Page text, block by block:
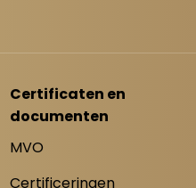
Certificaten en
documenten
MVO
Certificeringen